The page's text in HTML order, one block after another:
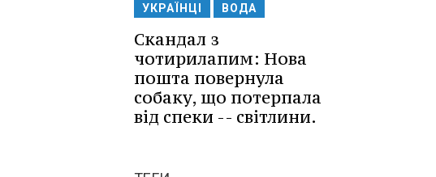
УКРАЇНЦІ ВОДА
Скандал з
чотирилапим: Нова
пошта повернула
собаку, що потерпала
від спеки -- світлини.